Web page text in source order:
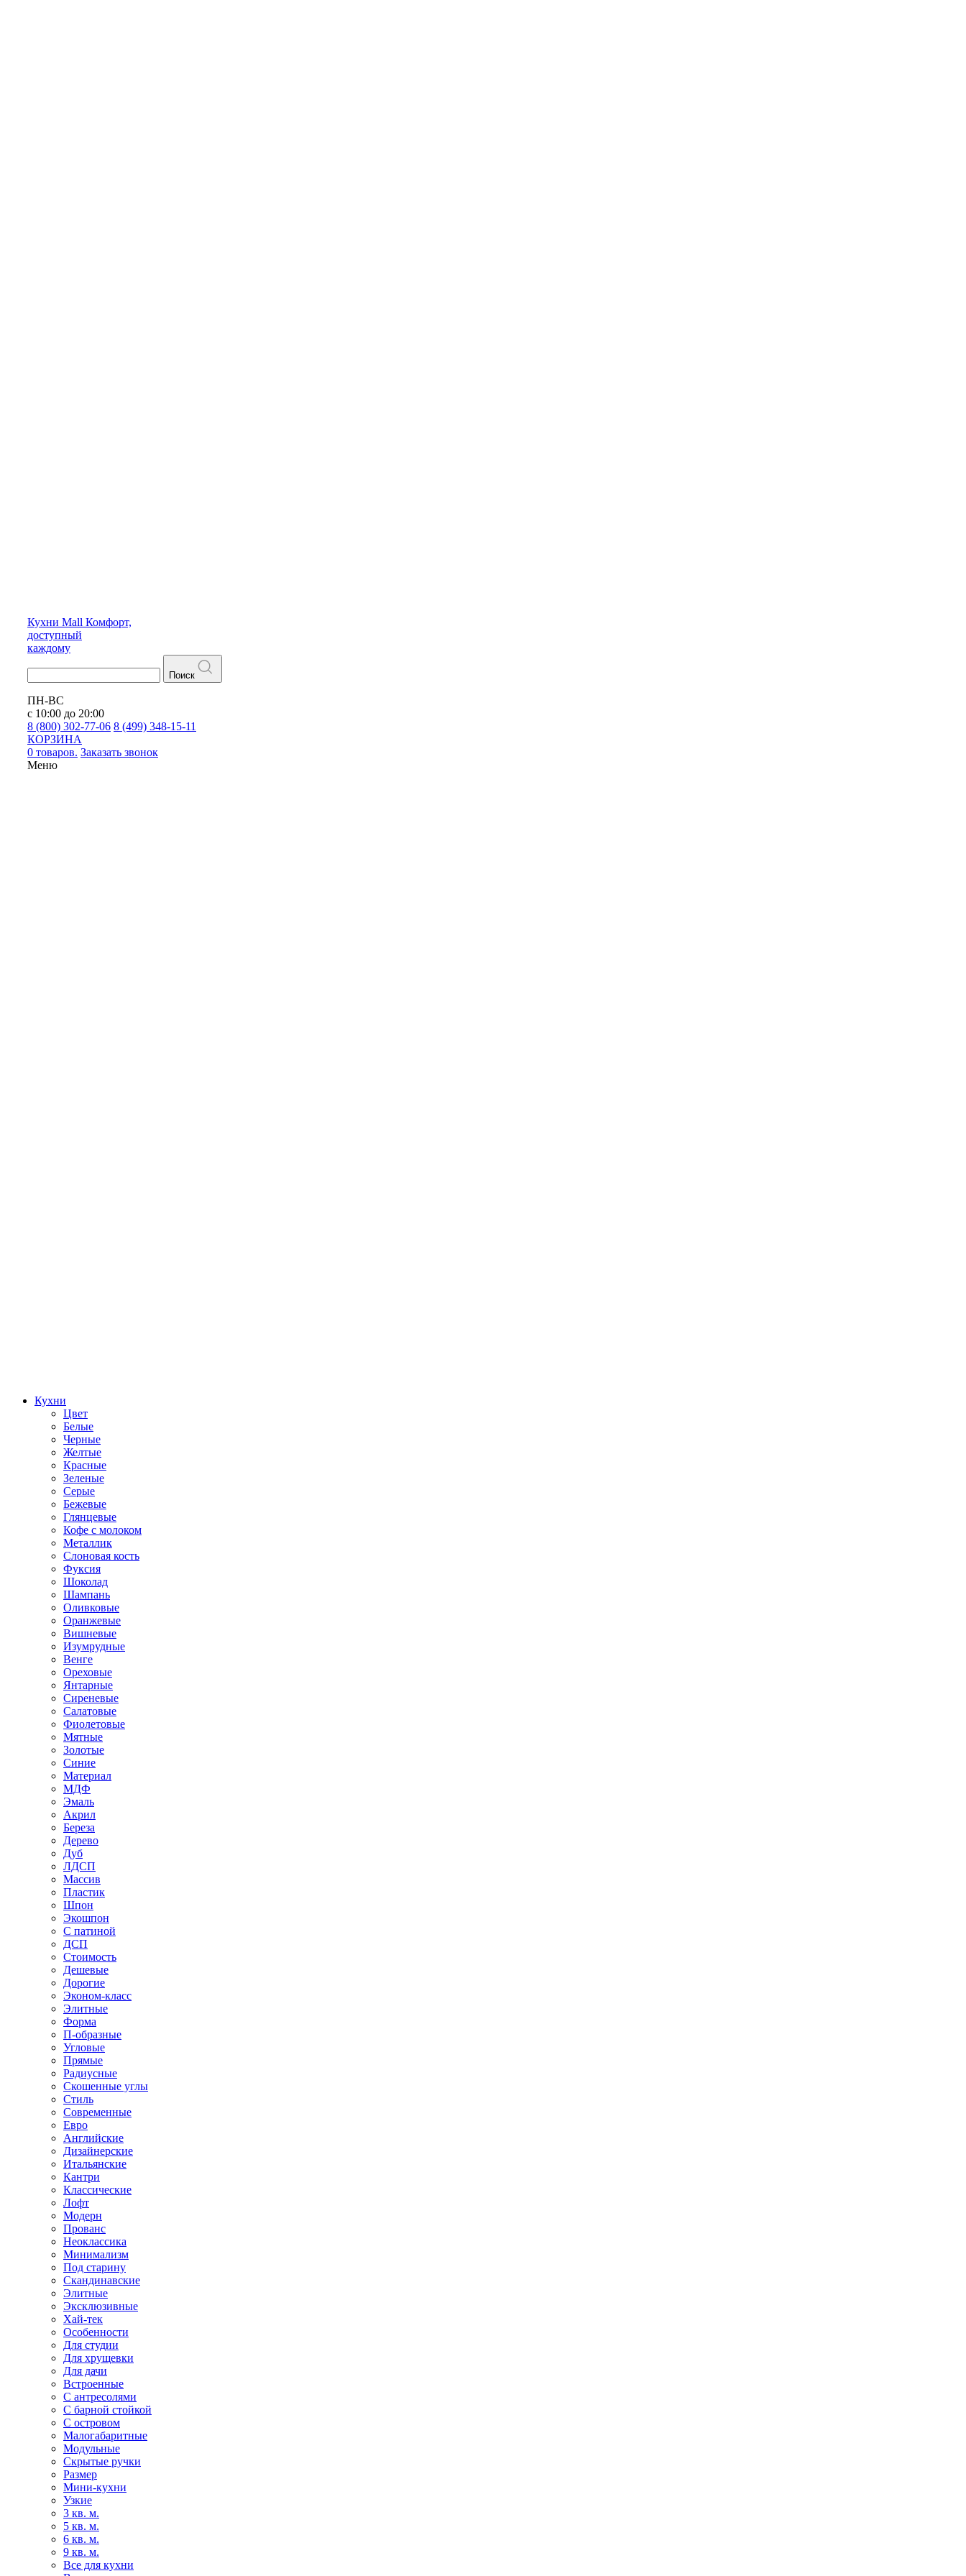
Кухни Mall Комфорт,
доступный
каждому
Поиск
ПН-ВС
с 10:00 до 20:00
8 (800) 302-77-06 8 (499) 348-15-11
КОРЗИНА
0 товаров. Заказать звонок
Меню
Кухни
Цвет
Белые
Черные
Желтые
Красные
Зеленые
Серые
Бежевые
Глянцевые
Кофе с молоком
Металлик
Слоновая кость
Фуксия
Шоколад
Шампань
Оливковые
Оранжевые
Вишневые
Изумрудные
Венге
Ореховые
Янтарные
Сиреневые
Салатовые
Фиолетовые
Мятные
Золотые
Синие
Материал
МДФ
Эмаль
Акрил
Береза
Дерево
Дуб
ЛДСП
Массив
Пластик
Шпон
Экошпон
С патиной
ДСП
Стоимость
Дешевые
Дорогие
Эконом-класс
Элитные
Форма
П-образные
Угловые
Прямые
Радиусные
Скошенные углы
Стиль
Современные
Евро
Английские
Дизайнерские
Итальянские
Кантри
Классические
Лофт
Модерн
Прованс
Неоклассика
Минимализм
Под старину
Скандинавские
Элитные
Эксклюзивные
Хай-тек
Особенности
Для студии
Для хрущевки
Для дачи
Встроенные
С антресолями
С барной стойкой
С островом
Малогабаритные
Модульные
Скрытые ручки
Размер
Мини-кухни
Узкие
3 кв. м.
5 кв. м.
6 кв. м.
9 кв. м.
Все для кухни